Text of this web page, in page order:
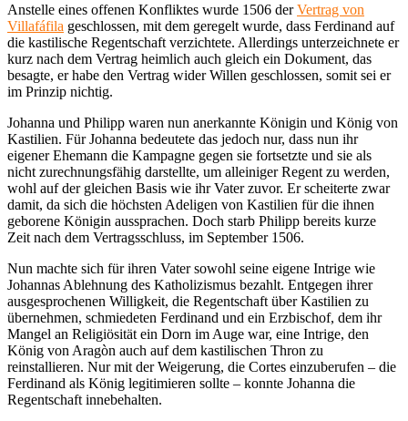
Anstelle eines offenen Konfliktes wurde 1506 derVertrag von
Villafáfila geschlossen, mit dem geregelt wurde, dass Ferdinand auf
die kastilische Regentschaft verzichtete. Allerdings unterzeichnete er
kurz nach dem Vertrag heimlich auch gleich ein Dokument, das
besagte, er habe den Vertrag wider Willen geschlossen, somit sei er
im Prinzip nichtig.
Johanna und Philipp waren nun anerkannte Königin und König von
Kastilien. Für Johanna bedeutete das jedoch nur, dass nun ihr
eigener Ehemann die Kampagne gegen sie fortsetzte und sie als
nicht zurechnungsfähig darstellte, um alleiniger Regent zu werden,
wohl auf der gleichen Basis wie ihr Vater zuvor. Er scheiterte zwar
damit, da sich die höchsten Adeligen von Kastilien für die ihnen
geborene Königin aussprachen. Doch starb Philipp bereits kurze
Zeit nach dem Vertragsschluss, im September 1506.
Nun machte sich für ihren Vater sowohl seine eigene Intrige wie
Johannas Ablehnung des Katholizismus bezahlt. Entgegen ihrer
ausgesprochenen Willigkeit, die Regentschaft über Kastilien zu
übernehmen, schmiedeten Ferdinand und ein Erzbischof, dem ihr
Mangel an Religiösität ein Dorn im Auge war, eine Intrige, den
König von Aragòn auch auf dem kastilischen Thron zu
reinstallieren. Nur mit der Weigerung, die Cortes einzuberufen – die
Ferdinand als König legitimieren sollte – konnte Johanna die
Regentschaft innebehalten.